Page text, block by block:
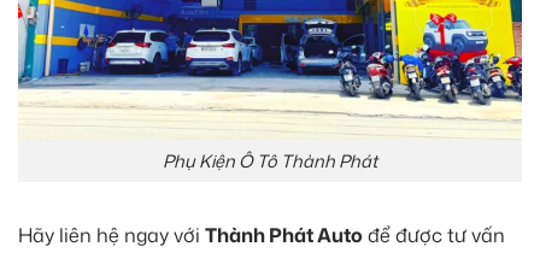
Phụ Kiện Ô Tô Thành Phát
Hãy liên hệ ngay với Thành Phát Auto để được tư vấn